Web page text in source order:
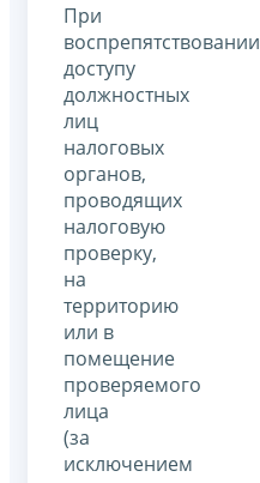
При
воспрепятствовании
доступу
должностных
лиц
налоговых
органов,
проводящих
налоговую
проверку,
на
территорию
или в
помещение
проверяемого
лица
(за
исключением